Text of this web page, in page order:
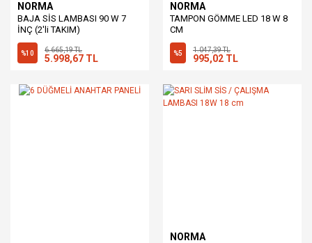
NORMA
BAJA SİS LAMBASI 90 W 7
İNÇ (2'li TAKIM)
%10 6.665,19 TL
5.998,67 TL
NORMA
TAMPON GÖMME LED 18 W 8
CM
%5 1.047,39 TL
995,02 TL
NORMA